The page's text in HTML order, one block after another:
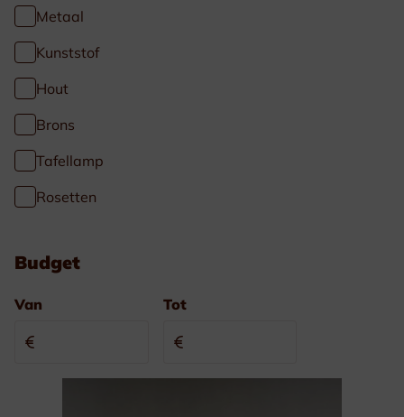
Metaal
Kunststof
Hout
Brons
Tafellamp
Rosetten
Budget
Van Tot